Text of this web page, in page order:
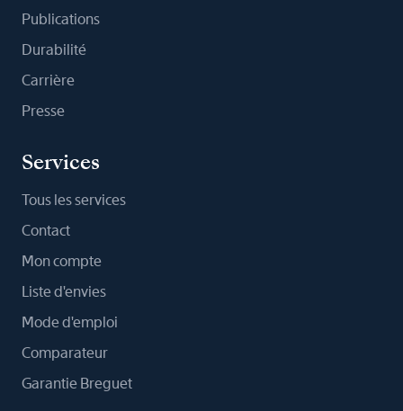
Publications
Durabilité
Carrière
Presse
Services
Tous les services
Contact
Mon compte
Liste d'envies
Mode d'emploi
Comparateur
Garantie Breguet